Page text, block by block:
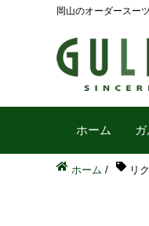
岡山のオーダースー
ホーム
ホーム / リ